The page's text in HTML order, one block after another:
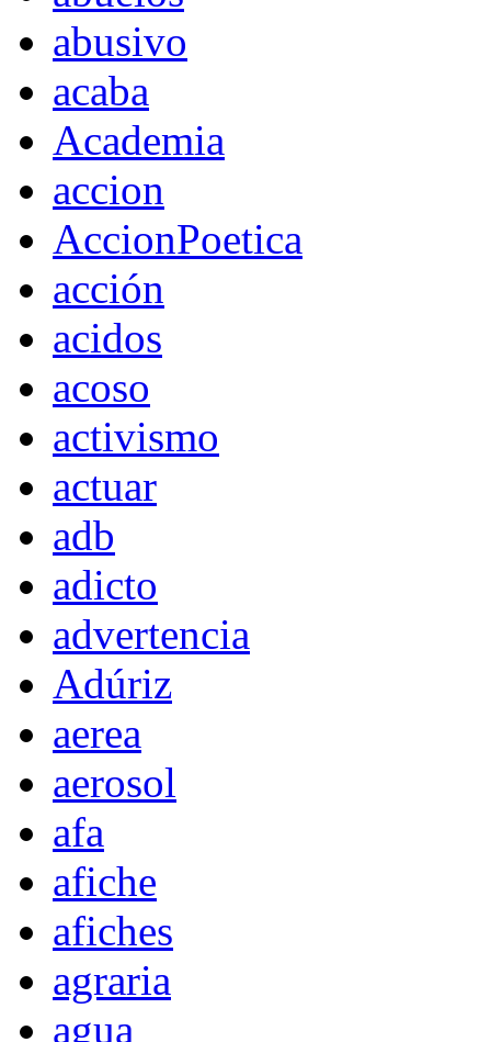
abusivo
acaba
Academia
accion
AccionPoetica
acción
acidos
acoso
activismo
actuar
adb
adicto
advertencia
Adúriz
aerea
aerosol
afa
afiche
afiches
agraria
agua